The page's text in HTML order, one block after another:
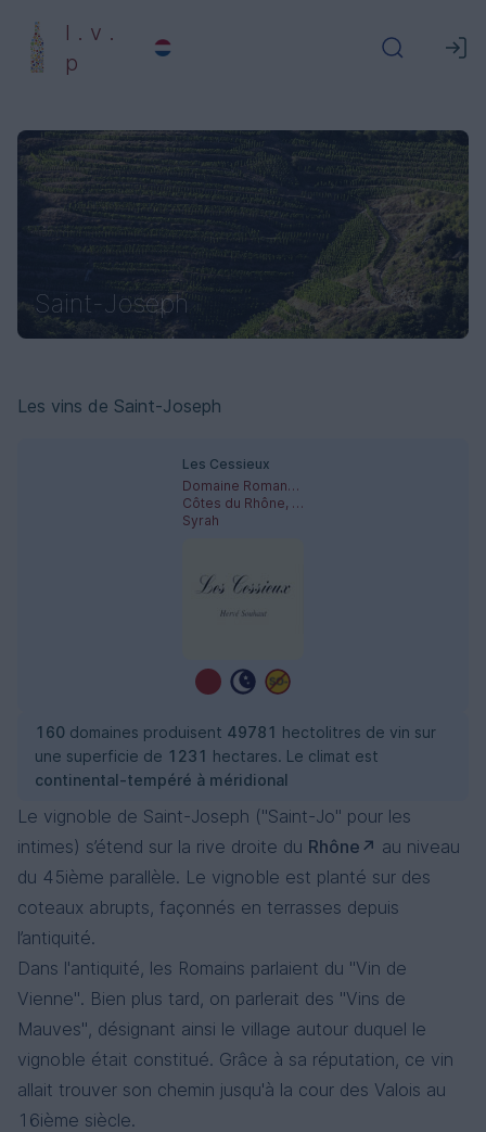
l . v .
p
Saint-Joseph
160 domaines produisent 49781 hectolitres de vin sur
une superficie de 1231 hectares. Le climat est
continental-tempéré à méridional
Le vignoble de Saint-Joseph ("Saint-Jo" pour les
intimes) s’étend sur la rive droite du Rhône
au niveau
du 45ième parallèle. Le vignoble est planté sur des
coteaux abrupts, façonnés en terrasses depuis
l’antiquité.
Dans l'antiquité, les Romains parlaient du "Vin de
Vienne". Bien plus tard, on parlerait des "Vins de
Mauves", désignant ainsi le village autour duquel le
vignoble était constitué. Grâce à sa réputation, ce vin
allait trouver son chemin jusqu'à la cour des Valois au
16ième siècle.
Les vins de Saint-Joseph
Les Cessieux
Domaine Romaneaux-Destezet
Côtes du Rhône, Saint-Joseph
Syrah